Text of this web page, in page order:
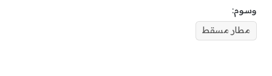
وسوم:
مطار مسقط